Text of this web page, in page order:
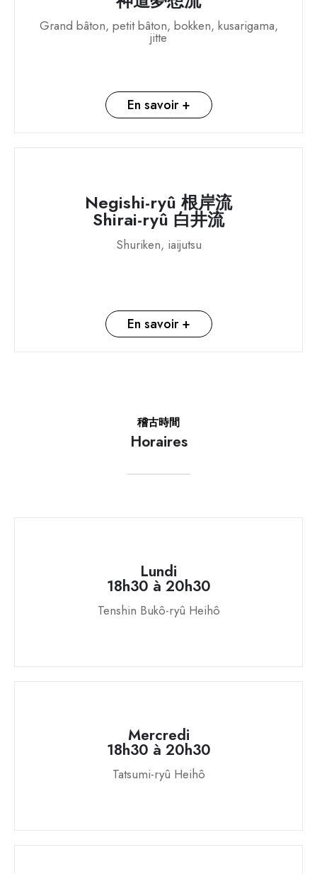
Grand bâton, petit bâton, bokken, kusarigama,
jitte
En savoir +
Negishi-ryû 根岸流
Shirai-ryû 白井流
Shuriken, iaijutsu
En savoir +
稽古時間
Horaires
Lundi
18h30 à 20h30
Tenshin Bukô-ryû Heihô
Mercredi
18h30 à 20h30
Tatsumi-ryû Heihô